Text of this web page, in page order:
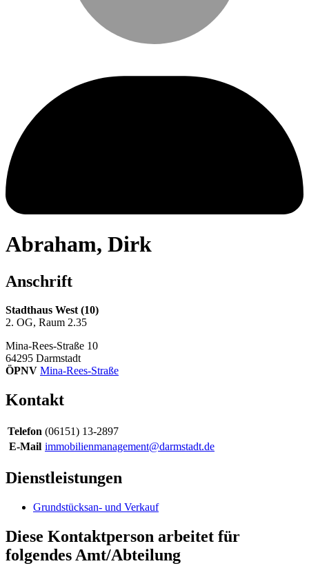
Abraham, Dirk
Anschrift
Stadthaus West (10)
2. OG, Raum 2.35
Mina-Rees-Straße 10
64295 Darmstadt
ÖPNV Mina-Rees-Straße
Kontakt
Telefon (06151) 13-2897
E-Mail immobilienmanagement@darmstadt.de
Dienstleistungen
Grundstücksan- und Verkauf
Diese Kontaktperson arbeitet für
folgendes Amt/Abteilung